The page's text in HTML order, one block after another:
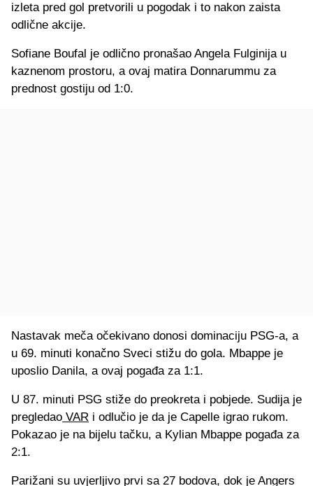
izleta pred gol pretvorili u pogodak i to nakon zaista
odlične akcije.
Sofiane Boufal je odlično pronašao Angela Fulginija u
kaznenom prostoru, a ovaj matira Donnarummu za
prednost gostiju od 1:0.
Nastavak meča očekivano donosi dominaciju PSG-a, a
u 69. minuti konačno Sveci stižu do gola. Mbappe je
uposlio Danila, a ovaj pogađa za 1:1.
U 87. minuti PSG stiže do preokreta i pobjede. Sudija je
pregledao VAR i odlučio je da je Capelle igrao rukom.
Pokazao je na bijelu tačku, a Kylian Mbappe pogađa za
2:1.
Parižani su uvjerljivo prvi sa 27 bodova, dok je Angers